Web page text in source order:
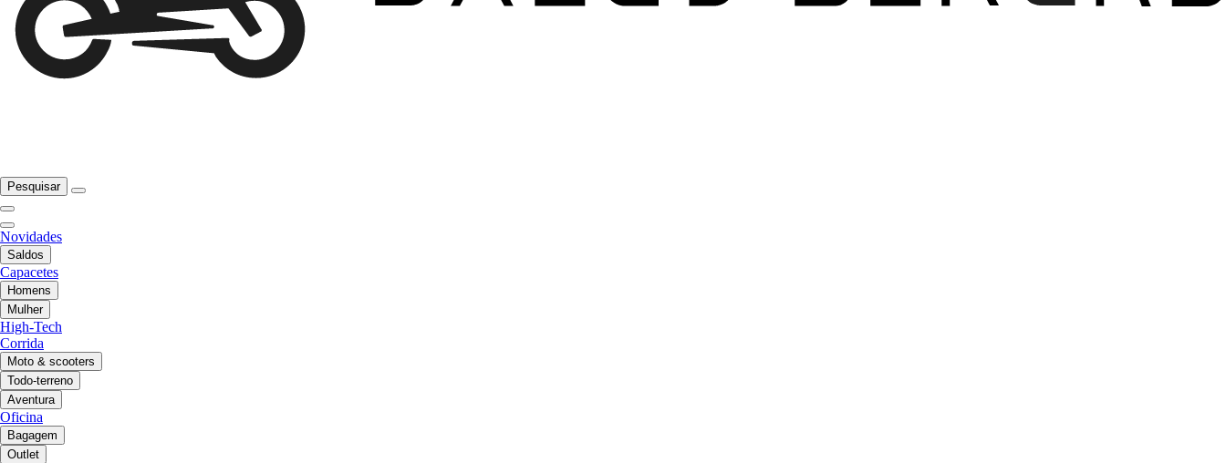
Pesquisar
Novidades
Saldos
Capacetes
Homens
Mulher
High-Tech
Corrida
Moto & scooters
Todo-terreno
Aventura
Oficina
Bagagem
Outlet